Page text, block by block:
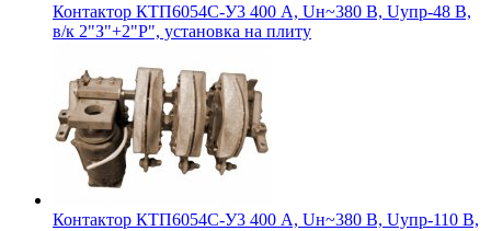
Контактор КТП6054С-У3 400 А, Uн~380 В, Uупр-48 В,
в/к 2"З"+2"Р", установка на плиту
Контактор КТП6054С-У3 400 А, Uн~380 В, Uупр-110 В,